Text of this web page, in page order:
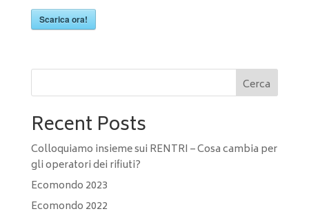
Scarica ora!
Cerca
Recent Posts
Colloquiamo insieme sui RENTRI – Cosa cambia per
gli operatori dei rifiuti?
Ecomondo 2023
Ecomondo 2022